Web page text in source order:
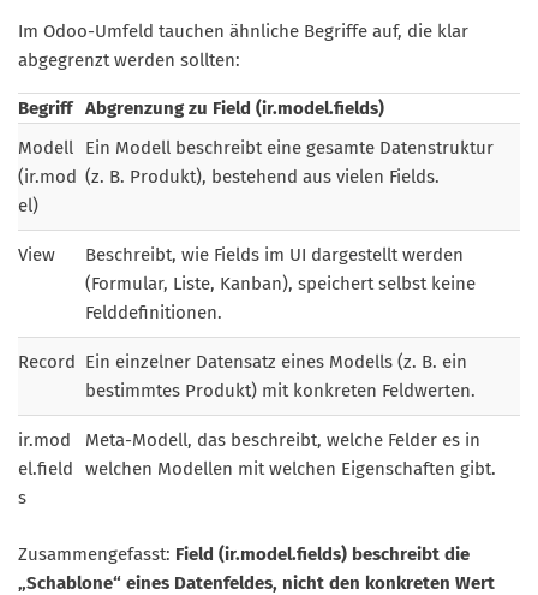
Im Odoo-Umfeld tauchen ähnliche Begriffe auf, die klar
abgegrenzt werden sollten:
Begriff
Abgrenzung zu Field (ir.model.fields)
Modell
(ir.mod
el)
Ein Modell beschreibt eine gesamte Datenstruktur
(z. B. Produkt), bestehend aus vielen Fields.
View
Beschreibt, wie Fields im UI dargestellt werden
(Formular, Liste, Kanban), speichert selbst keine
Felddefinitionen.
Record Ein einzelner Datensatz eines Modells (z. B. ein
bestimmtes Produkt) mit konkreten Feldwerten.
ir.mod
el.field
s
Meta-Modell, das beschreibt, welche Felder es in
welchen Modellen mit welchen Eigenschaften gibt.
Zusammengefasst: Field (ir.model.fields) beschreibt die
„Schablone“ eines Datenfeldes, nicht den konkreten Wert